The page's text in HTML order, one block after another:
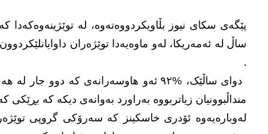
ساڵ لە ئەمەریکا، لەو ماوەیەدا توێژەران
.
دوای ساڵێک، %٩٢ ئەو هاوسەرانەی کە دوو
منداڵبوونیان زیاتربووە بەراورد بەوانەی دیکە کە بڕێکی
لەوبارەیەوە ئۆدری خاسکینز کە سەرۆکی گروپی